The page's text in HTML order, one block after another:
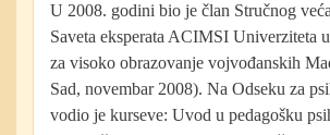
U 2008. godini bio je član Stručnog
Saveta eksperata ACIMSI Univerziteta
za visoko obrazovanje vojvođanskih
Sad, novembar 2008). Na Odseku za
vodio je kurseve: Uvod u pedagošku